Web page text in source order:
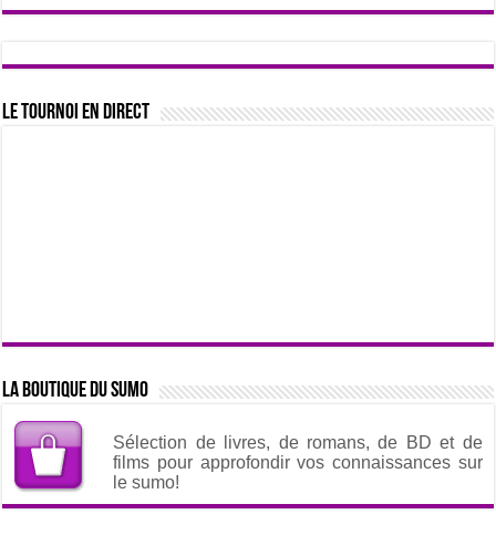
Le tournoi en direct
La boutique du sumo
Sélection de livres, de romans, de BD et de
films pour approfondir vos connaissances sur
le sumo!